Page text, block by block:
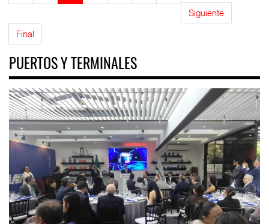
Siguiente
Final
PUERTOS Y TERMINALES